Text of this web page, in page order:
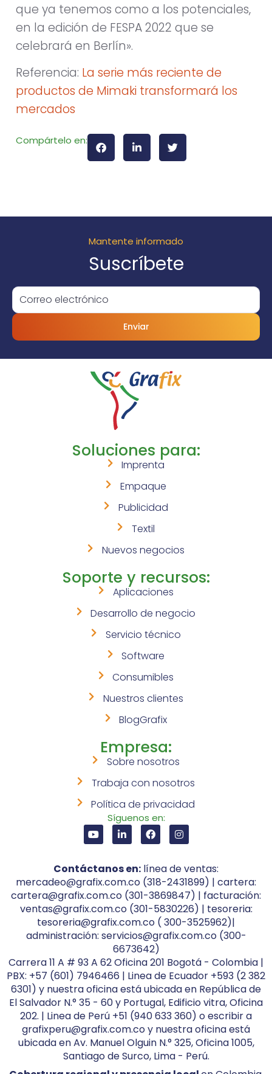
que ya tenemos como a los potenciales,
en la edición de FESPA 2022 que se
celebrará en Berlín».
Referencia: La serie más reciente de
productos de Mimaki transformará los
mercados
Compártelo en:
Mantente informado
Suscríbete
Enviar
Soluciones para:
Imprenta
Empaque
Publicidad
Textil
Nuevos negocios
Soporte y recursos:
Aplicaciones
Desarrollo de negocio
Servicio técnico
Software
Consumibles
Nuestros clientes
BlogGrafix
Empresa:
Sobre nosotros
Trabaja con nosotros
Política de privacidad
Síguenos en:
Contáctanos en: línea de ventas:
mercadeo@grafix.com.co (318-2431899) | cartera:
cartera@grafix.com.co (301-3869847) | facturación:
ventas@grafix.com.co (301-5830226) | tesoreria:
tesoreria@grafix.com.co ( 300-3525962)|
administración: servicios@grafix.com.co (300-
6673642)
Carrera 11 A # 93 A 62 Oficina 201 Bogotá - Colombia |
PBX: +57 (601) 7946466 | Linea de Ecuador +593 (2 382
6301) y nuestra oficina está ubicada en República de
El Salvador N.° 35 - 60 y Portugal, Edificio vitra, Oficina
202. | Linea de Perú +51 (940 633 360) o escribir a
grafixperu@grafix.com.co y nuestra oficina está
ubicada en Av. Manuel Olguin N.° 325, Oficina 1005,
Santiago de Surco, Lima - Perú.